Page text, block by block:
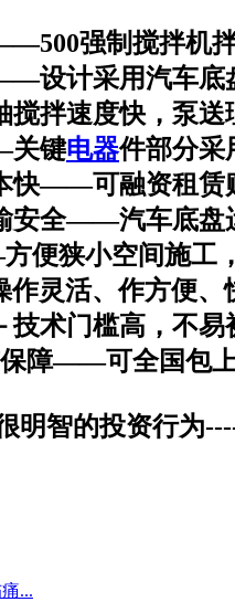
强制搅拌机
设计采用汽车底
拌速度快，泵送
关键电器件部分采
快——可融资租赁
安全——汽车底盘
便狭小空间施工
灵活、作方便、
技术门槛高，不
保障——可全国包
明智的投资行为
...